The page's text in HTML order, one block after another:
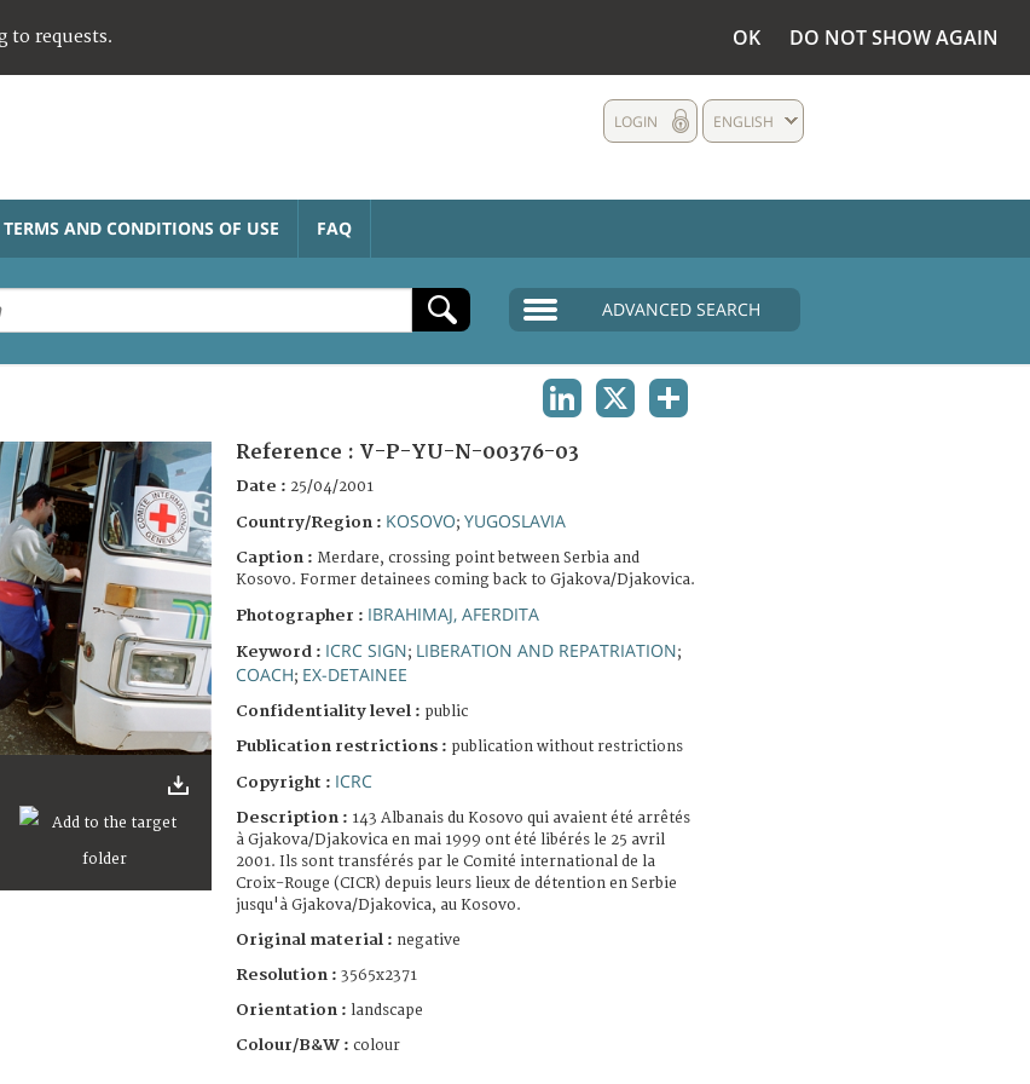
to requests. OK DO NOT SHOW AGAIN
ENGLISH
LOGIN
TERMS AND CONDITIONS OF USE FAQ
ADVANCED SEARCH
Reference : V-P-YU-N-00376-03
Date : 25/04/2001
Country/Region : KOSOVO; YUGOSLAVIA
Caption : Merdare, crossing point between Serbia and
Kosovo. Former detainees coming back to Gjakova/Djakovica.
Photographer : IBRAHIMAJ, AFERDITA
Keyword : ICRC SIGN; LIBERATION AND REPATRIATION;
COACH; EX-DETAINEE
Confidentiality level : public
Publication restrictions : publication without restrictions
Copyright : ICRC
Description : 143 Albanais du Kosovo qui avaient été arrêtés
à Gjakova/Djakovica en mai 1999 ont été libérés le 25 avril
2001. Ils sont transférés par le Comité international de la
Croix-Rouge (CICR) depuis leurs lieux de détention en Serbie
jusqu'à Gjakova/Djakovica, au Kosovo.
Original material : negative
Resolution : 3565x2371
Orientation : landscape
Colour/B&W : colour